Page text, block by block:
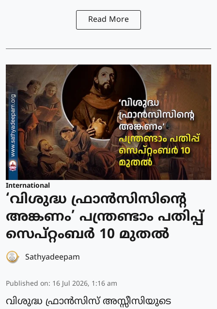
Read More
International
‘വിശുദ്ധ ഫ്രാന്‍സിസിന്റെ
അങ്കണം’ പന്ത്രണ്ടാം പതിപ്പ്
സെപ്റ്റംബര്‍ 10 മുതല്‍
Sathyadeepam
Published on: 16 Jul 2026, 1:16 am
വിശുദ്ധ ഫ്രാന്‍സിസ് അസ്സീസിയുടെ